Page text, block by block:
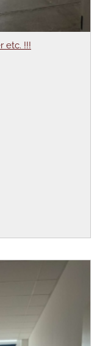
etc. !!!